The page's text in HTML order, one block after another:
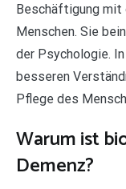
Beschäftigung mit
Menschen. Sie
der Psychologie.
besseren
Pflege des
Warum ist
Demenz?